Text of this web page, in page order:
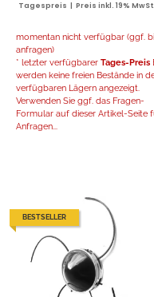
Tagespreis | Preis inkl. 19%
momentan nicht verfügbar (ggf.
anfragen)
* letzter verfügbarer Tages-Preis
werden keine freien Bestände in
verfügbaren Lägern angezeigt.
Verwenden Sie ggf. das Fragen-
Formular auf dieser Artikel-Seite
Anfragen...
BESTSELLER